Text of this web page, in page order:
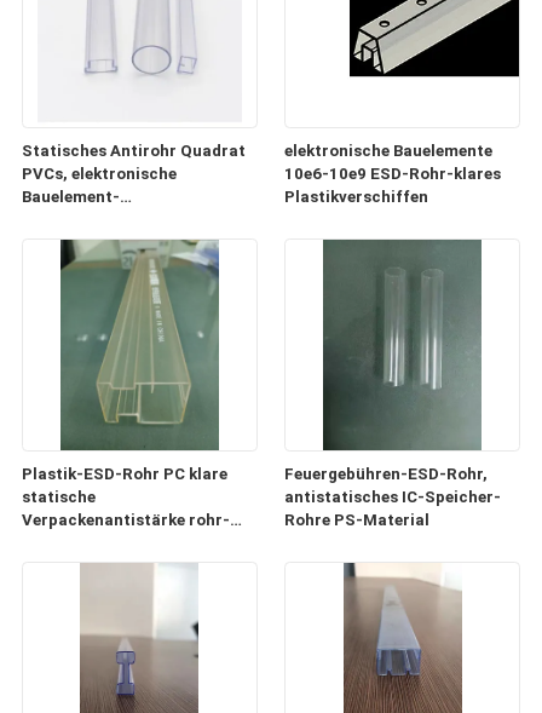
Statisches Antirohr Quadrat
PVCs, elektronische
Bauelement-
elektronische Bauelemente
10e6-10e9 ESD-Rohr-klares
Plastikverschiffen
Plastik-ESD-Rohr PC klare
statische
Verpackenantistärke rohr-
Feuergebühren-ESD-Rohr,
antistatisches IC-Speicher-
Rohre PS-Material